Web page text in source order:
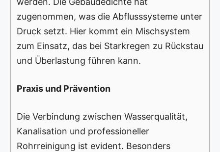
zugenommen, was die Abflusssysteme unter
Druck setzt. Hier kommt ein Mischsystem
zum Einsatz, das bei Starkregen zu Rückstau
und Überlastung führen kann.
Praxis und Prävention
Die Verbindung zwischen Wasserqualität,
Kanalisation und professioneller
Rohrreinigung ist evident. Besonders